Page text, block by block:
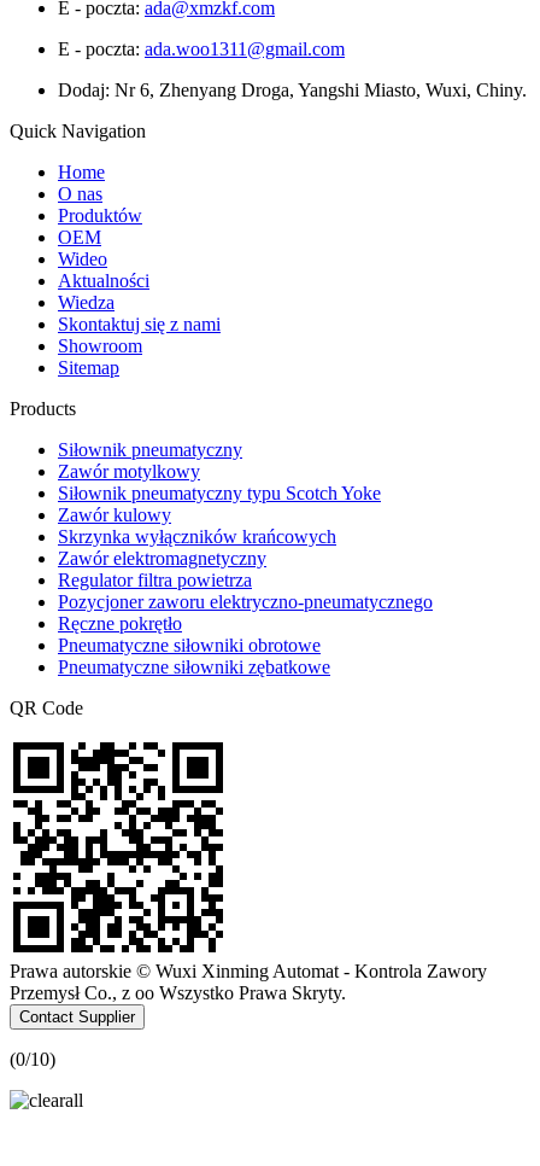
E - poczta: ada@xmzkf.com
E - poczta: ada.woo1311@gmail.com
Dodaj: Nr 6, Zhenyang Droga, Yangshi Miasto, Wuxi, Chiny.
Quick Navigation
Home
O nas
Produktów
OEM
Wideo
Aktualności
Wiedza
Skontaktuj się z nami
Showroom
Sitemap
Products
Siłownik pneumatyczny
Zawór motylkowy
Siłownik pneumatyczny typu Scotch Yoke
Zawór kulowy
Skrzynka wyłączników krańcowych
Zawór elektromagnetyczny
Regulator filtra powietrza
Pozycjoner zaworu elektryczno-pneumatycznego
Ręczne pokrętło
Pneumatyczne siłowniki obrotowe
Pneumatyczne siłowniki zębatkowe
QR Code
Prawa autorskie © Wuxi Xinming Automat - Kontrola Zawory
Przemysł Co., z oo Wszystko Prawa Skryty.
Contact Supplier
(0/10)